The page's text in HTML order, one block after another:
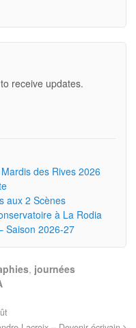
receive updates.
des Rives 2026
aux 2 Scènes
à La Rodia
Saison 2026-27
, journées